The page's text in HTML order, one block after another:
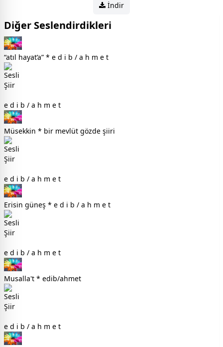
İndir
Diğer Seslendirdikleri
“atıl hayat’a” * e d i b / a h m e t
e d i b / a h m e t
Müsekkin * bir mevlüt gözde şiiri
e d i b / a h m e t
Erisin güneş * e d i b / a h m e t
e d i b / a h m e t
Musalla't * edib/ahmet
e d i b / a h m e t